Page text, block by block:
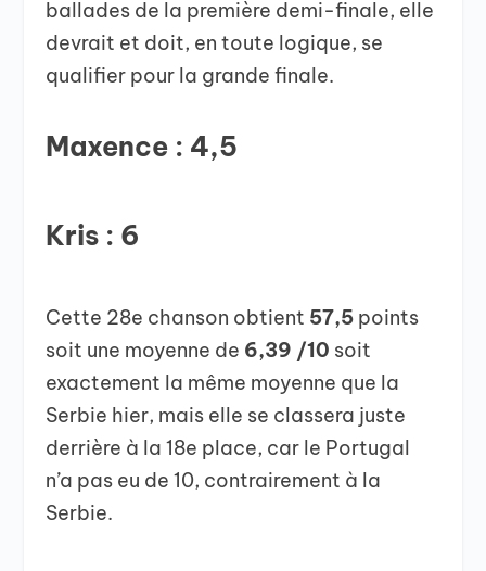
ballades de la première demi-finale, elle
devrait et doit, en toute logique, se
qualifier pour la grande finale.
Maxence : 4,5
Kris : 6
Cette 28e chanson obtient 57,5 points
soit une moyenne de 6,39 /10 soit
exactement la même moyenne que la
Serbie hier, mais elle se classera juste
derrière à la 18e place, car le Portugal
n’a pas eu de 10, contrairement à la
Serbie.